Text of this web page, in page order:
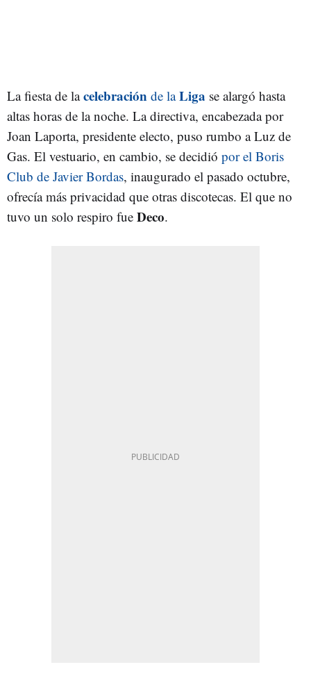
La fiesta de lacelebración de laLiga se alargó hasta
altas horas de la noche. La directiva, encabezada por
Joan Laporta, presidente electo, puso rumbo a Luz de
Gas. El vestuario, en cambio, se decidió por el Boris
Club de Javier Bordas, inaugurado el pasado octubre,
ofrecía más privacidad que otras discotecas. El que no
tuvo un solo respiro fue Deco.